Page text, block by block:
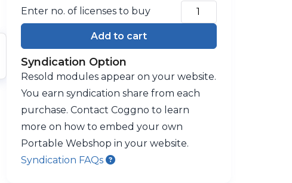
Enter no. of licenses to buy
Add to cart
Syndication Option
Resold modules appear on your website.
You earn syndication share from each
purchase. Contact Coggno to learn
more on how to embed your own
Portable Webshop in your website.
Syndication FAQs